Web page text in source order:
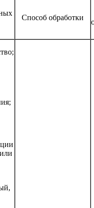
Способ обработки